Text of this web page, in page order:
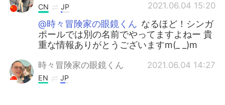
2021.06.04 15:20
CN JP
@時々冒険家の眼鏡くん なるほど！シンガ
ポールでは別の名前でやってますよねー 貴
重な情報ありがとうございますm(_ _)m
時々冒険家の眼鏡くん 2021.06.04 14:27
EN JP